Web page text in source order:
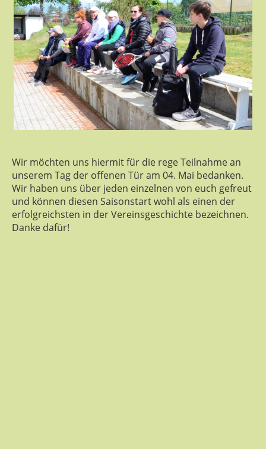
Wir möchten uns hiermit für die rege Teilnahme an
unserem Tag der offenen Tür am 04. Mai bedanken.
Wir haben uns über jeden einzelnen von euch gefreut
und können diesen Saisonstart wohl als einen der
erfolgreichsten in der Vereinsgeschichte bezeichnen.
Danke dafür!